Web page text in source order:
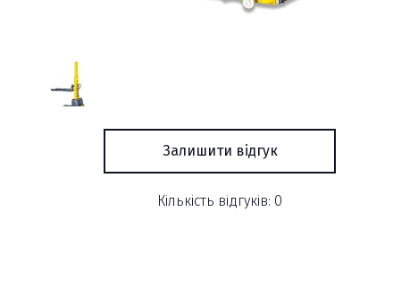
Залишити відгук
Кількість відгуків: 0